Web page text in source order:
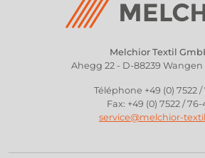
Melchior Textil
Ahegg 22 - D-88239
Téléphone +49 (0) 7522 /
Fax: +49 (0) 7522 / 76-
service@melchior-